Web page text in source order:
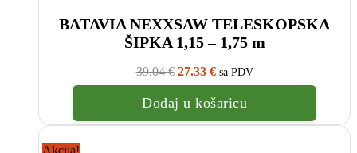
BATAVIA NEXXSAW TELESKOPSKA
ŠIPKA 1,15 – 1,75 m
39.04€ Izvorna
cijena
bila
je:
39.04
27.33 €Trenutna
cijena
je:
€.
sa PDV
Dodaj u košaricu